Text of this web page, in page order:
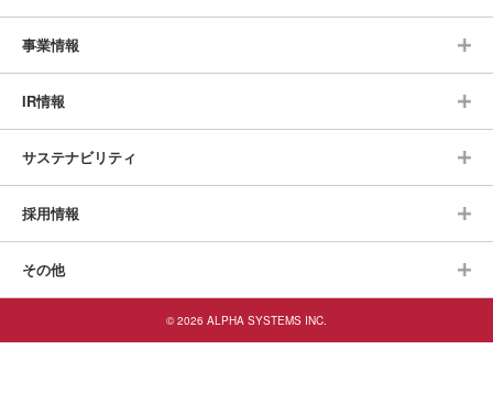
事業情報
IR情報
サステナビリティ
採用情報
その他
© 2026 ALPHA SYSTEMS INC.